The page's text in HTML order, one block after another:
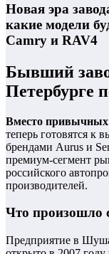
Новая эра
какие модели
Camry и RAV4
Бывший
Петербурге
Вместо
теперь готовятся к
брендами Aurus и
премиум-сегмент
российского
производителей.
Что произошло
Предприятие в